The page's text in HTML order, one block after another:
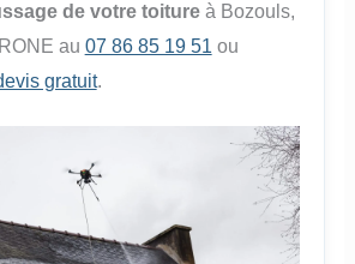
de votre toitureà Bozouls,
au 07 86 85 19 51 ou
gratuit.